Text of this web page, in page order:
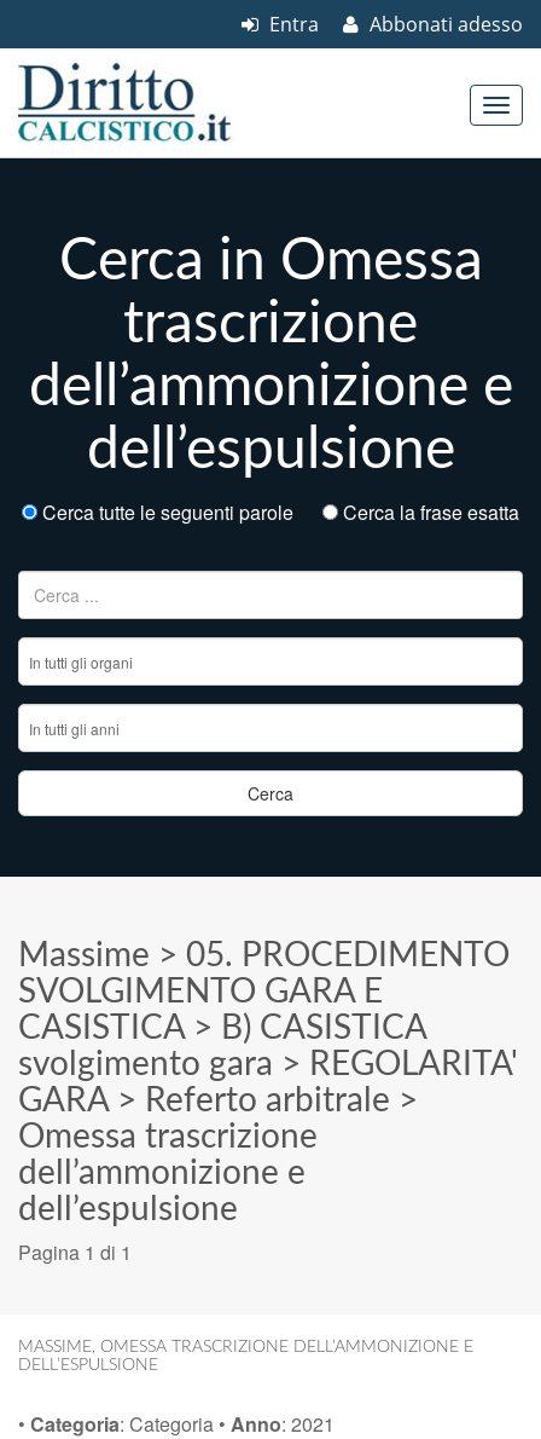
Abbonati adesso
Entra
Cerca in Omessa
trascrizione
dell’ammonizione e
dell’espulsione
Cerca tutte le seguenti parole Cerca la frase esatta
Ricerca per:
Massime > 05. PROCEDIMENTO
SVOLGIMENTO GARA E
CASISTICA> B) CASISTICA
svolgimento gara > REGOLARITA'
GARA> Referto arbitrale >
Omessa trascrizione
dell’ammonizione e
dell’espulsione
Pagina 1 di 1
MASSIME, OMESSA TRASCRIZIONE DELL’AMMONIZIONE E
DELL’ESPULSIONE
• Categoria: Categoria • Anno: 2021